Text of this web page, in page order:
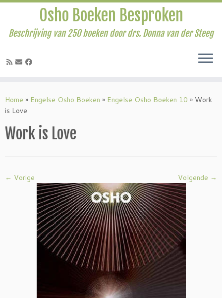
naar
inhoud
Osho Boeken Besproken
Beschrijving van 250 boeken door drs. Donna van der Steeg
Home » Engelse Osho Boeken » Engelse Osho Boeken 10 » Work
is Love
Work is Love
← Vorige Volgende →